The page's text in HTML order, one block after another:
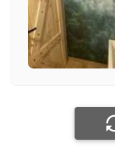
Załącz